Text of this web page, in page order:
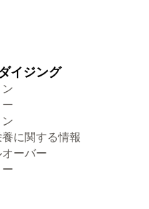
イジング
に関する情報
ーバー